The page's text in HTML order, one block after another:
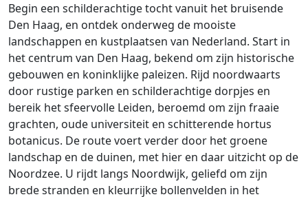
Begin een schilderachtige tocht vanuit het bruisende
Den Haag, en ontdek onderweg de mooiste
landschappen en kustplaatsen van Nederland. Start in
het centrum van Den Haag, bekend om zijn historische
gebouwen en koninklijke paleizen. Rijd noordwaarts
door rustige parken en schilderachtige dorpjes en
bereik het sfeervolle Leiden, beroemd om zijn fraaie
grachten, oude universiteit en schitterende hortus
botanicus. De route voert verder door het groene
landschap en de duinen, met hier en daar uitzicht op de
Noordzee. U rijdt langs Noordwijk, geliefd om zijn
brede stranden en kleurrijke bollenvelden in het